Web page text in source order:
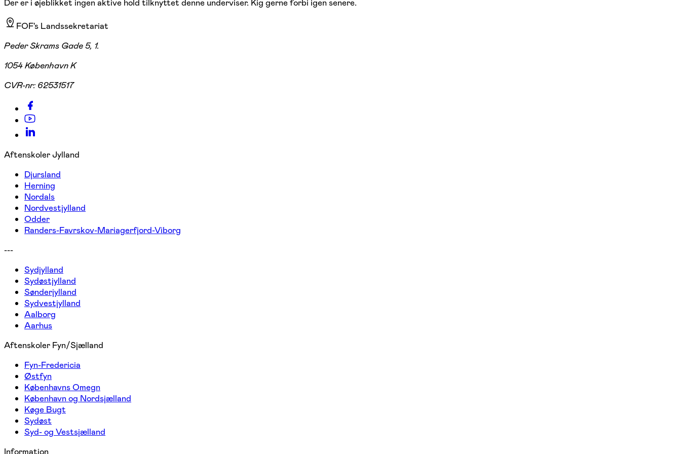
Der er i øjeblikket ingen aktive hold tilknyttet denne underviser. Kig gerne forbi igen senere.
FOF's Landssekretariat
Peder Skrams Gade 5, 1.
1054 København K
CVR-nr: 62531517
Aftenskoler Jylland
Djursland
Herning
Nordals
Nordvestjylland
Odder
Randers-Favrskov-Mariagerfjord-Viborg
---
Sydjylland
Sydøstjylland
Sønderjylland
Sydvestjylland
Aalborg
Aarhus
Aftenskoler Fyn/Sjælland
Fyn-Fredericia
Østfyn
Københavns Omegn
København og Nordsjælland
Køge Bugt
Sydøst
Syd- og Vestsjælland
Information